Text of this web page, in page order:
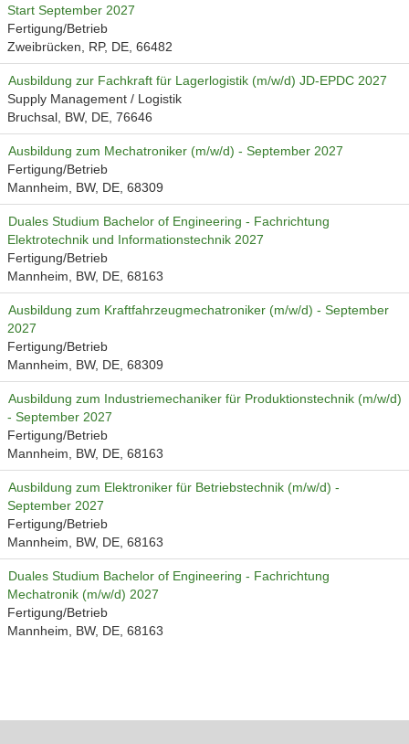
Start September 2027
Fertigung/Betrieb
Zweibrücken, RP, DE, 66482
Ausbildung zur Fachkraft für Lagerlogistik (m/w/d) JD-EPDC 2027
Supply Management / Logistik
Bruchsal, BW, DE, 76646
Ausbildung zum Mechatroniker (m/w/d) - September 2027
Fertigung/Betrieb
Mannheim, BW, DE, 68309
Duales Studium Bachelor of Engineering - Fachrichtung
Elektrotechnik und Informationstechnik 2027
Fertigung/Betrieb
Mannheim, BW, DE, 68163
Ausbildung zum Kraftfahrzeugmechatroniker (m/w/d) - September
2027
Fertigung/Betrieb
Mannheim, BW, DE, 68309
Ausbildung zum Industriemechaniker für Produktionstechnik (m/w/d)
- September 2027
Fertigung/Betrieb
Mannheim, BW, DE, 68163
Ausbildung zum Elektroniker für Betriebstechnik (m/w/d) -
September 2027
Fertigung/Betrieb
Mannheim, BW, DE, 68163
Duales Studium Bachelor of Engineering - Fachrichtung
Mechatronik (m/w/d) 2027
Fertigung/Betrieb
Mannheim, BW, DE, 68163